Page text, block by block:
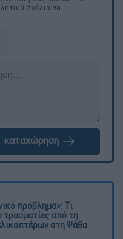
σχόλια θα
καταχώρηση
πρόβλημα»: Τι
τραυματίες από τη
στη Ψάθα